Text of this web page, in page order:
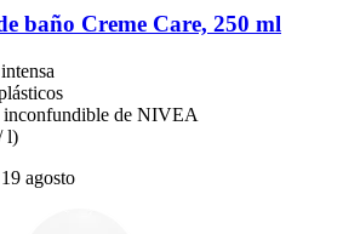
baño Creme Care, 250 ml
inconfundible de NIVEA
l)
agosto